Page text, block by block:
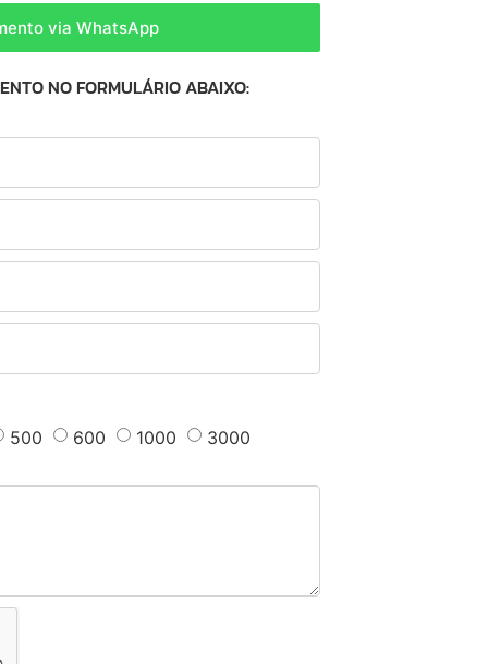
via WhatsApp
NO FORMULÁRIO ABAIXO:
500 600 1000
3000